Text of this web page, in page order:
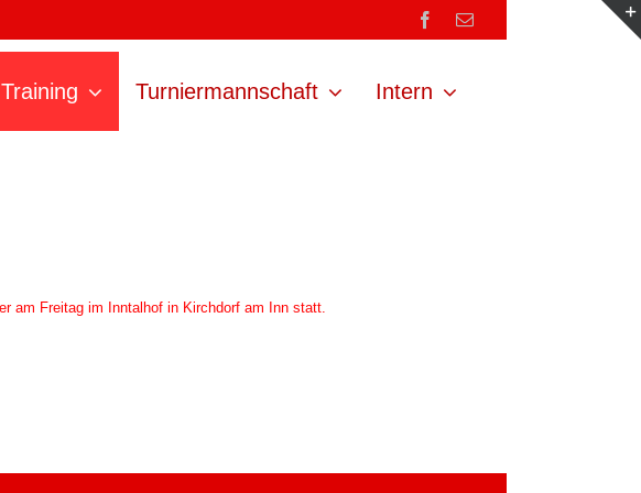
Facebook
E-
Mail
Training Turniermannschaft Intern
am Freitag im Inntalhof in Kirchdorf am Inn statt.